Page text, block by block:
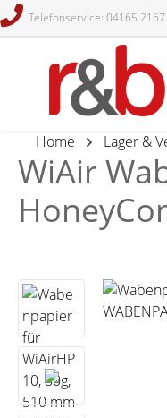
Zur Suche
Telefonservice: 04165 2167
Home Lager &
WiAir
Bildergalerie